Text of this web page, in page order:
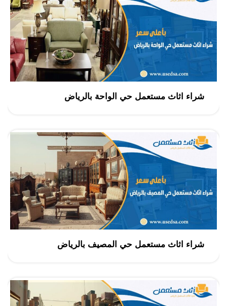
شراء اثاث مستعمل حي الواحة بالرياض
شراء اثاث مستعمل حي المصيف بالرياض